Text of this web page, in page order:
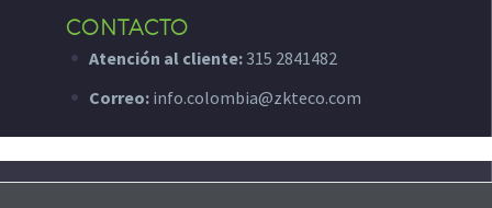
CONTACTO
Atención al cliente: 315 2841482
Correo: info.colombia@zkteco.com